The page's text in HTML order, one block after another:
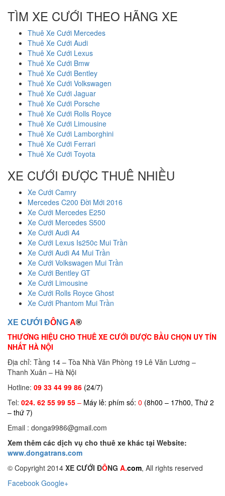
TÌM XE CƯỚI THEO HÃNG XE
Thuê Xe Cưới Mercedes
Thuê Xe Cưới Audi
Thuê Xe Cưới Lexus
Thuê Xe Cưới Bmw
Thuê Xe Cưới Bentley
Thuê Xe Cưới Volkswagen
Thuê Xe Cưới Jaguar
Thuê Xe Cưới Porsche
Thuê Xe Cưới Rolls Royce
Thuê Xe Cưới Limousine
Thuê Xe Cưới Lamborghini
Thuê Xe Cưới Ferrari
Thuê Xe Cưới Toyota
XE CƯỚI ĐƯỢC THUÊ NHIỀU
Xe Cưới Camry
Mercedes C200 Đời Mới 2016
Xe Cưới Mercedes E250
Xe Cưới Mercedes S500
Xe Cưới Audi A4
Xe Cưới Lexus Is250c Mui Trần
Xe Cưới Audi A4 Mui Trần
Xe Cưới Volkswagen Mui Trần
Xe Cưới Bentley GT
Xe Cưới Limousine
Xe Cưới Rolls Royce Ghost
Xe Cưới Phantom Mui Trần
XE CƯỚI ĐÔNGA®
THƯƠNG HIỆU CHO THUÊ XE CƯỚI ĐƯỢC BẦU CHỌN UY TÍN
NHẤT HÀ NỘI
Địa chỉ: Tầng 14 – Tòa Nhà Văn Phòng 19 Lê Văn Lương –
Thanh Xuân – Hà Nội
Hotline: 09 33 44 99 86 (24/7)
Tel: 024. 62 55 99 55 – Máy lẻ: phím số: 0 (8h00 – 17h00, Thứ 2
– thứ 7)
Email : donga9986@gmail.com
Xem thêm các dịch vụ cho thuê xe khác tại Website:
www.dongatrans.com
© Copyright 2014 XE CƯỚI ĐÔNG A.com, All rights reserved
Facebook Google+